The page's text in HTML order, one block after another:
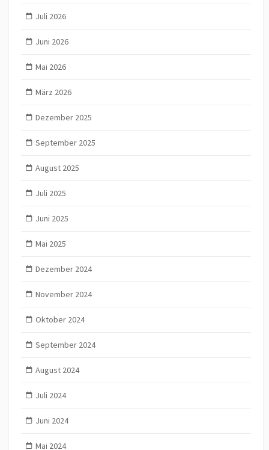
Juli 2026
Juni 2026
Mai 2026
März 2026
Dezember 2025
September 2025
August 2025
Juli 2025
Juni 2025
Mai 2025
Dezember 2024
November 2024
Oktober 2024
September 2024
August 2024
Juli 2024
Juni 2024
Mai 2024